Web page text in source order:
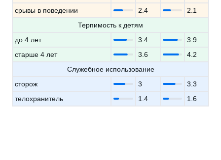
срывы в поведении
2.4
2.1
Терпимость к детям
до 4 лет
3.4
3.9
старше 4 лет
3.6
4.2
Служебное использование
сторож
3
3.3
телохранитель
1.4 1.6